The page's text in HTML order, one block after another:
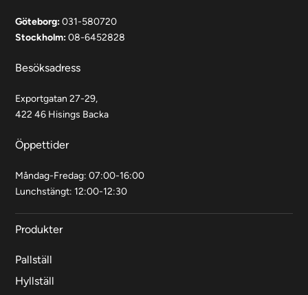
Göteborg:031-580720
Stockholm:08-6452828
Besöksadress
Exportgatan 27-29,
422 46 Hisings Backa
Öppettider
Måndag-Fredag: 07:00-16:00
Lunchstängt: 12:00-12:30
Produkter
Pallställ
Hyllställ